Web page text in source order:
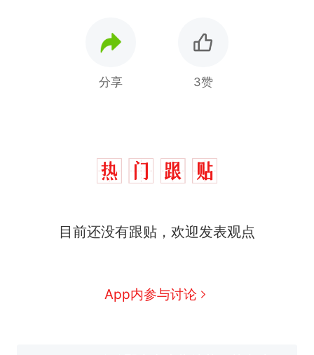
分享 3赞
目前还没有跟贴，欢迎发表观点
App内参与讨论